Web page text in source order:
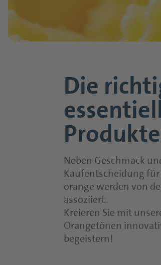
Die
Neben Geschmack
Kaufentscheidung für
orange werden von
assoziiert.
Kreieren Sie mit
Orangetönen
begeistern!